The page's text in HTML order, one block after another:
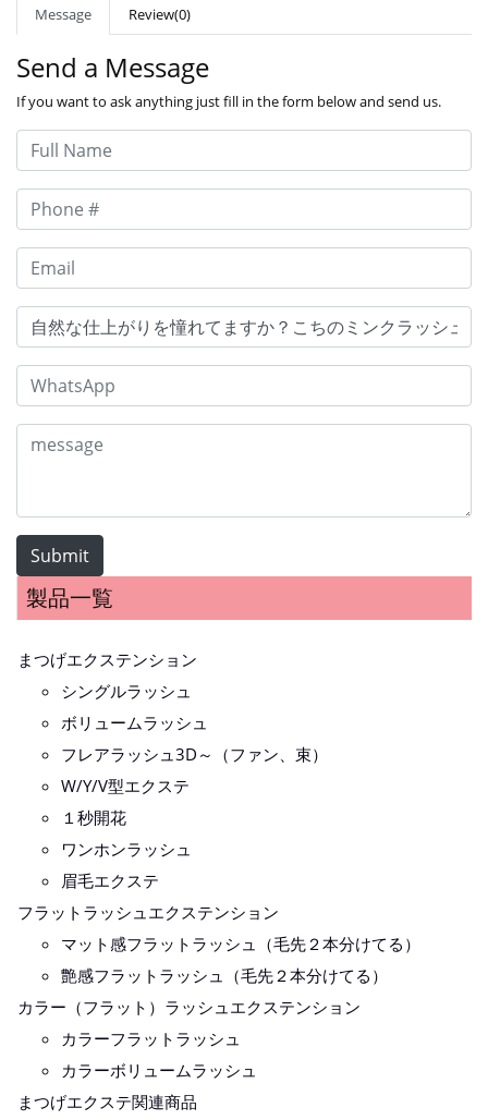
Message Review(0)
Send a Message
If you want to ask anything just fill in the form below and send us.
Submit
製品一覧
まつげエクステンション
シングルラッシュ
ボリュームラッシュ
フレアラッシュ3D～（ファン、束）
W/Y/V型エクステ
１秒開花
ワンホンラッシュ
眉毛エクステ
フラットラッシュエクステンション
マット感フラットラッシュ（毛先２本分けてる）
艶感フラットラッシュ（毛先２本分けてる）
カラー（フラット）ラッシュエクステンション
カラーフラットラッシュ
カラーボリュームラッシュ
まつげエクステ関連商品